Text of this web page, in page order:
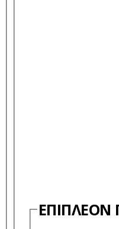
ΕΠΙΠΛΈΟΝ